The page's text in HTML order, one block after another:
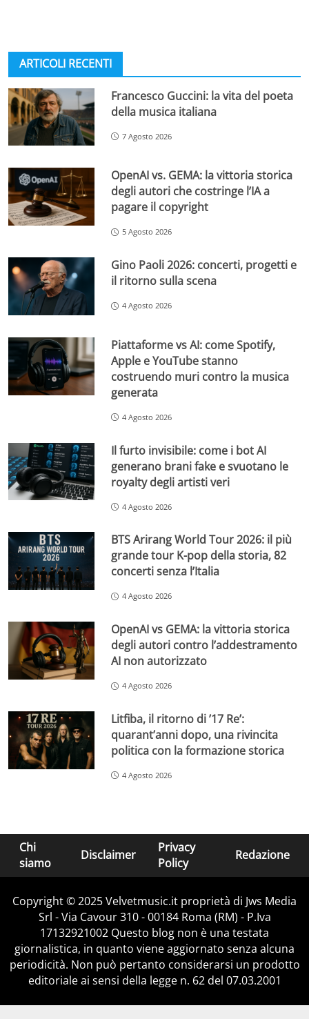
ARTICOLI RECENTI
Francesco Guccini: la vita del poeta
della musica italiana
7 Agosto 2026
OpenAI vs. GEMA: la vittoria storica
degli autori che costringe l’IA a
pagare il copyright
5 Agosto 2026
Gino Paoli 2026: concerti, progetti e
il ritorno sulla scena
4 Agosto 2026
Piattaforme vs AI: come Spotify,
Apple e YouTube stanno
costruendo muri contro la musica
generata
4 Agosto 2026
Il furto invisibile: come i bot AI
generano brani fake e svuotano le
royalty degli artisti veri
4 Agosto 2026
BTS Arirang World Tour 2026: il più
grande tour K-pop della storia, 82
concerti senza l’Italia
4 Agosto 2026
OpenAI vs GEMA: la vittoria storica
degli autori contro l’addestramento
AI non autorizzato
4 Agosto 2026
Litfiba, il ritorno di ’17 Re’:
quarant’anni dopo, una rivincita
politica con la formazione storica
4 Agosto 2026
Chi
siamo
Disclaimer
Privacy
Policy
Redazione
Copyright © 2025 Velvetmusic.it proprietà di Jws Media
Srl - Via Cavour 310 - 00184 Roma (RM) - P.Iva
17132921002 Questo blog non è una testata
giornalistica, in quanto viene aggiornato senza alcuna
periodicità. Non può pertanto considerarsi un prodotto
editoriale ai sensi della legge n. 62 del 07.03.2001